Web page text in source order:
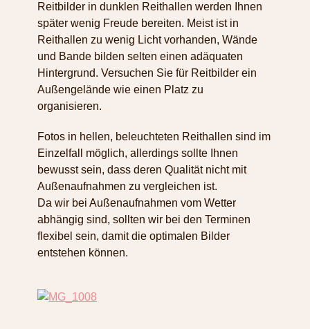
Reitbilder in dunklen Reithallen werden Ihnen
später wenig Freude bereiten. Meist ist in
Reithallen zu wenig Licht vorhanden, Wände
und Bande bilden selten einen adäquaten
Hintergrund. Versuchen Sie für Reitbilder ein
Außengelände wie einen Platz zu
organisieren.
Fotos in hellen, beleuchteten Reithallen sind im
Einzelfall möglich, allerdings sollte Ihnen
bewusst sein, dass deren Qualität nicht mit
Außenaufnahmen zu vergleichen ist.
Da wir bei Außenaufnahmen vom Wetter
abhängig sind, sollten wir bei den Terminen
flexibel sein, damit die optimalen Bilder
entstehen können.